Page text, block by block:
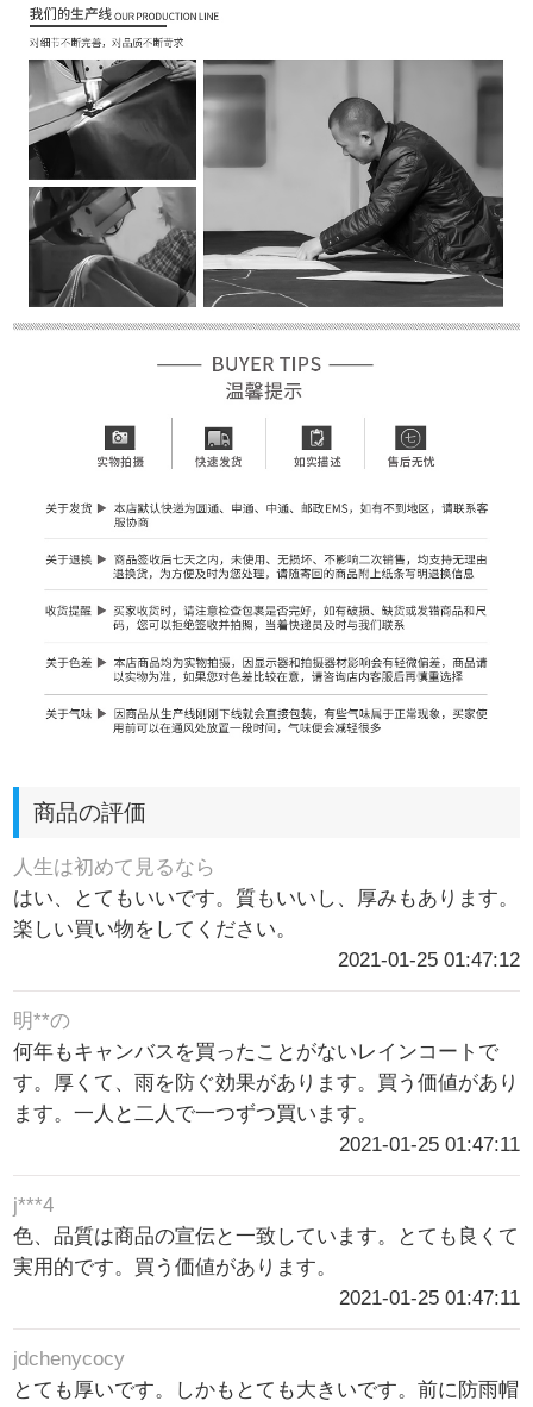
商品の評価
人生は初めて見るなら
はい、とてもいいです。質もいいし、厚みもあります。
楽しい買い物をしてください。
2021-01-25 01:47:12
明**の
何年もキャンバスを買ったことがないレインコートで
す。厚くて、雨を防ぐ効果があります。買う価値があり
ます。一人と二人で一つずつ買います。
2021-01-25 01:47:11
j***4
色、品質は商品の宣伝と一致しています。とても良くて
実用的です。買う価値があります。
2021-01-25 01:47:11
jdchenycocy
とても厚いです。しかもとても大きいです。前に防雨帽